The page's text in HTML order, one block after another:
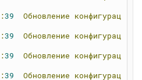
:39 Обновление
конфигурац
:39 Обновление
конфигурац
:39 Обновление
конфигурац
:39 Обновление
конфигурац